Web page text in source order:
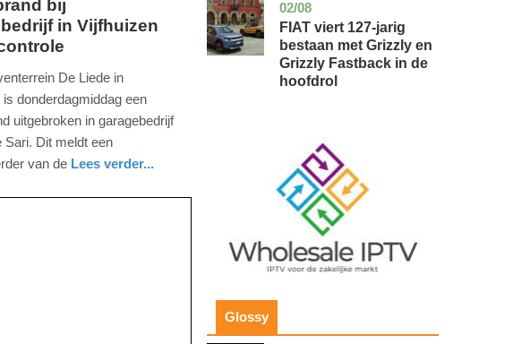
bij
in Vijfhuizen
De Liede in
donderdagmiddag een
uitgebroken in garagebedrijf
Sari. Dit meldt een
van de Lees verder...
02/08
auto
FIAT viert 127-jarig
bestaan met Grizzly en
Grizzly Fastback in de
hoofdrol
Glossy